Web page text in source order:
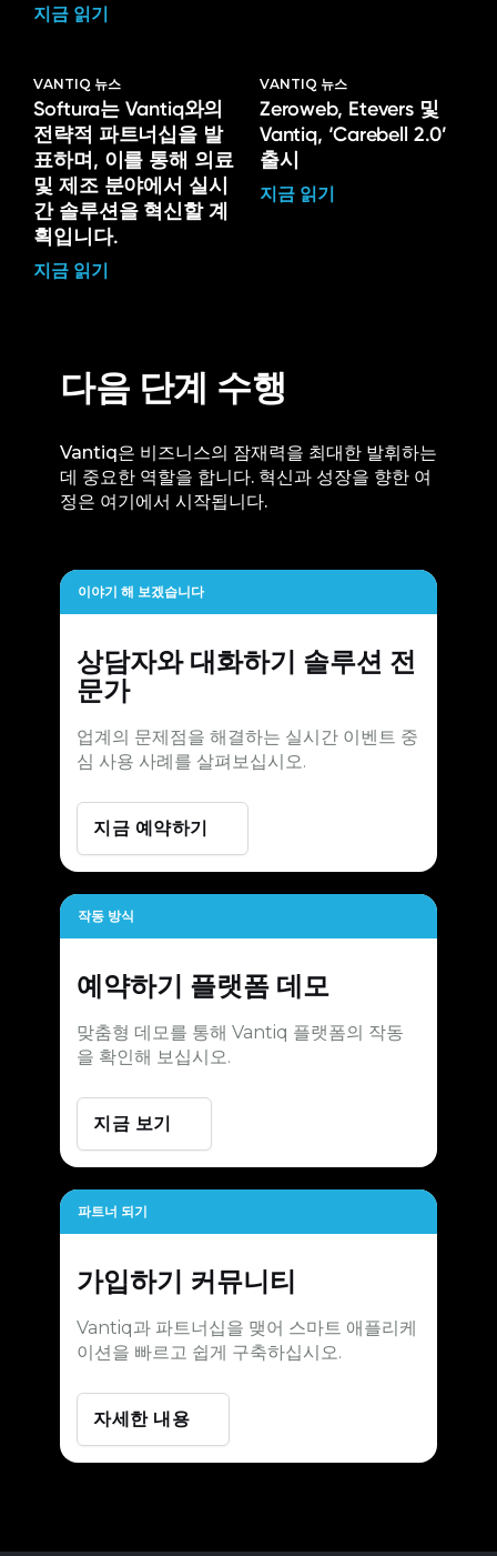
지금 읽기
VANTIQ 뉴스
Softura는 Vantiq와의
전략적 파트너십을 발
표하며, 이를 통해 의료
및 제조 분야에서 실시
간 솔루션을 혁신할 계
획입니다.
지금 읽기
VANTIQ 뉴스
Zeroweb, Etevers 및
Vantiq, ‘Carebell 2.0’
출시
지금 읽기
다음 단계 수행
Vantiq은 비즈니스의 잠재력을 최대한 발휘하는
데 중요한 역할을 합니다. 혁신과 성장을 향한 여
정은 여기에서 시작됩니다.
이야기 해 보겠습니다
상담자와 대화하기 솔루션 전
문가
업계의 문제점을 해결하는 실시간 이벤트 중
심 사용 사례를 살펴보십시오.
지금 예약하기
작동 방식
예약하기 플랫폼 데모
맞춤형 데모를 통해 Vantiq 플랫폼의 작동
을 확인해 보십시오.
지금 보기
파트너 되기
가입하기 커뮤니티
Vantiq과 파트너십을 맺어 스마트 애플리케
이션을 빠르고 쉽게 구축하십시오.
자세한 내용